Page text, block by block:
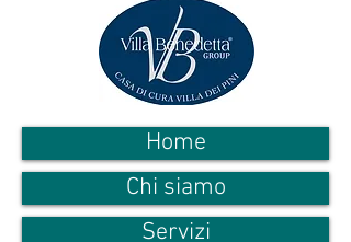
Home
Chi siamo
Servizi